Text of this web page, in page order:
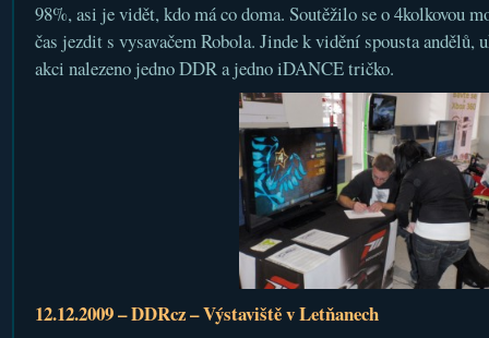
98%, asi je vidět, kdo má co doma. Soutěžilo se o 4kolkovou
čas jezdit s vysavačem Robola. Jinde k vidění spousta andělů,
akci nalezeno jedno DDR a jedno iDANCE tričko.
12.12.2009 – DDRcz – Výstaviště v Letňanech